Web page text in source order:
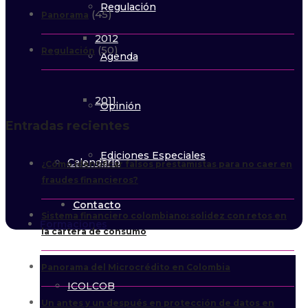
Regulación
Agenda
Opinión
Ediciones Especiales
Contacto
2012
2011
Calendario
Formaciones
ICOLCOB
Panorama (45)
Regulación (50)
Entradas recientes
¿Cómo identificar falsos prestamistas para no caer en
fraudes financieros?
Sistema financiero colombiano: solidez con retos en
la cartera de consumo
Panorama del Microcrédito en Colombia
Un antes y un después en protección de datos en